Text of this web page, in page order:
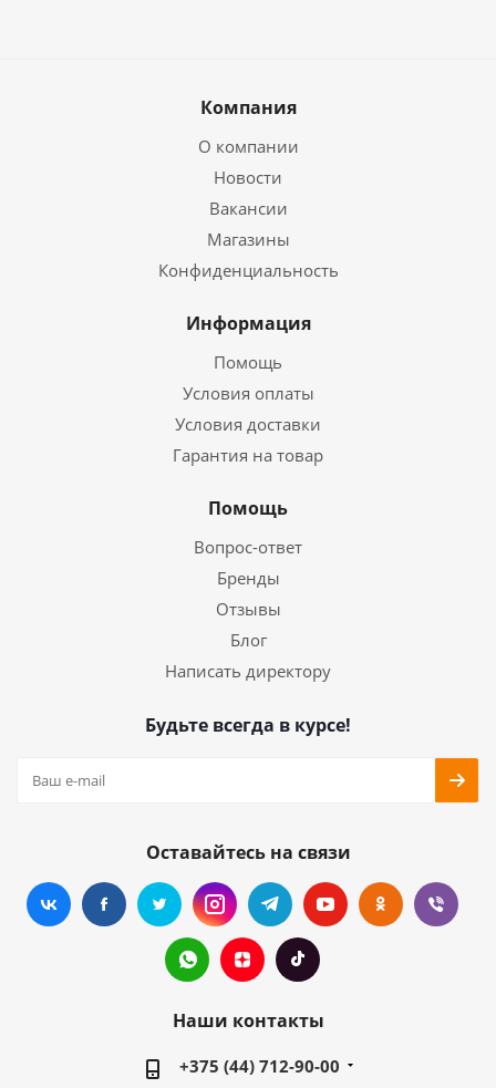
Компания
О компании
Новости
Вакансии
Магазины
Конфиденциальность
Информация
Помощь
Условия оплаты
Условия доставки
Гарантия на товар
Помощь
Вопрос-ответ
Бренды
Отзывы
Блог
Написать директору
Будьте всегда в курсе!
Оставайтесь на связи
Наши контакты
+375 (44) 712-90-00